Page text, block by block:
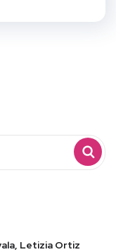
Letizia Ortiz